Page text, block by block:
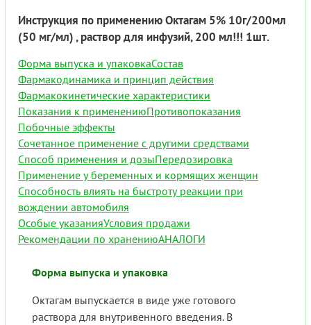
Инструкция по применению Октагам 5% 10г/200мл
(50 мг/мл) , раствор для инфузий, 200 мл!!! 1шт.
Форма выпуска и упаковкаСостав
Фармакодинамика и принцип действия
Фармакокинетические характеристики
Показания к применениюПротивопоказания
Побочные эффекты
Сочетанное применение с другими средствами
Способ применения и дозыПередозировка
Применение у беременных и кормящих женщин
Способность влиять на быстроту реакции при
вождении автомобиля
Особые указанияУсловия продажи
Рекомендации по хранениюАНАЛОГИ
Форма выпуска и упаковка
Октагам выпускается в виде уже готового
раствора для внутривенного введения. В